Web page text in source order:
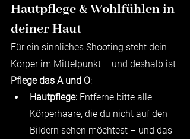
Hautpflege & Wohlfühlen in
deiner Haut
Für ein sinnliches Shooting steht dein
Körper im Mittelpunkt – und deshalb ist
Pflege das A und O:
Hautpflege: Entferne bitte alle
Körperhaare, die du nicht auf den
Bildern sehen möchtest – und das